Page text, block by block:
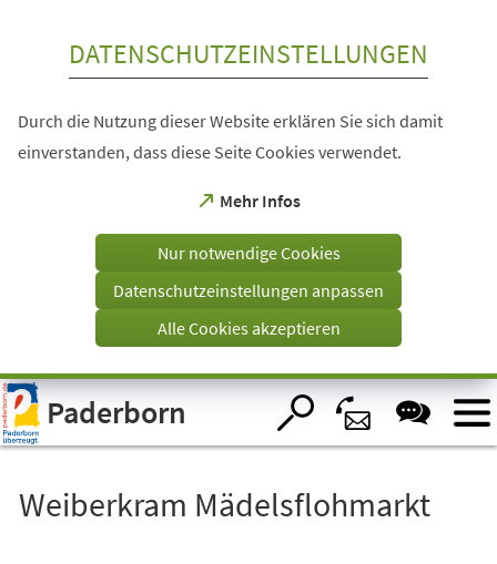
Visuelle
Assistenzsoftware
öffnen.
DATENSCHUTZEINSTELLUNGEN
Durch die Nutzung dieser Website erklären Sie sich damit
einverstanden, dass diese Seite Cookies verwendet.
Mehr Infos
(Öffnet
einem
Tab)
Nur notwendige Cookies
Datenschutzeinstellungen anpassen
Alle Cookies akzeptieren
Paderborn
Weiberkram Mädelsflohmarkt